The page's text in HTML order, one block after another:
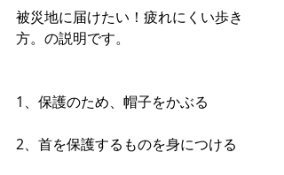
被災地に届けたい！疲れにくい歩き
方。の説明です。
1、保護のため、帽子をかぶる
2、首を保護するものを身につける